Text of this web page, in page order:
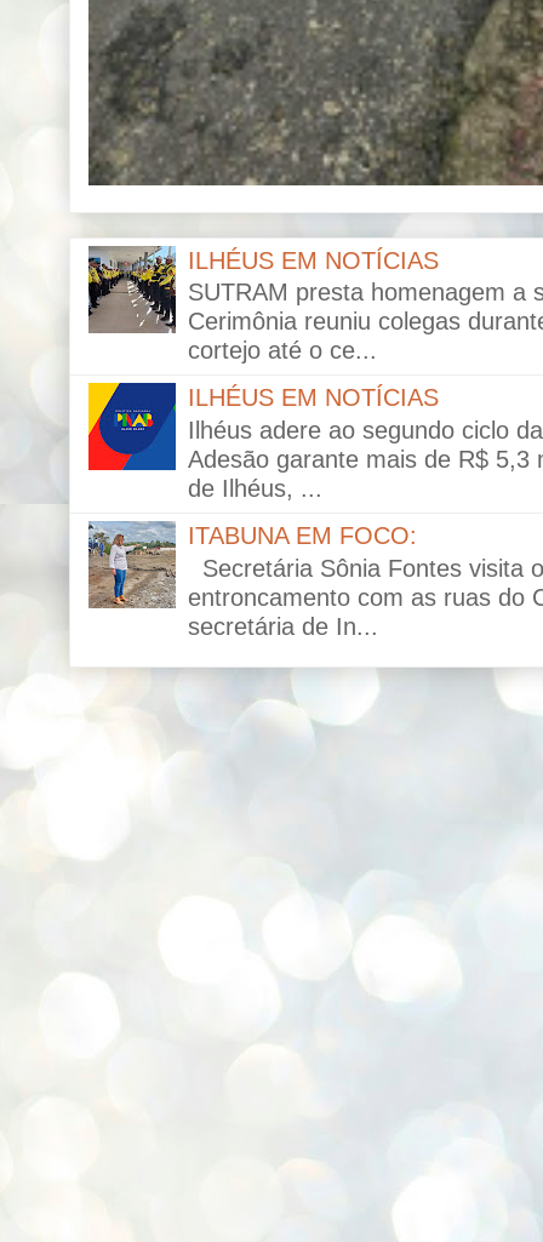
ILHÉUS EM NOTÍCIAS
SUTRAM presta homenagem a
Cerimônia reuniu colegas
cortejo até o ce...
ILHÉUS EM NOTÍCIAS
Ilhéus adere ao segundo ciclo
Adesão garante mais de R$ 5,3
de Ilhéus, ...
ITABUNA EM FOCO:
Secretária Sônia Fontes visita
entroncamento com as ruas do
secretária de In...